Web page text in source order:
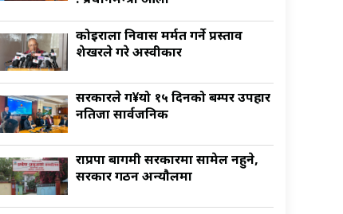
कोइराला निवास मर्मत गर्ने प्रस्ताव
शेखरले गरे अस्वीकार
सरकारले ग¥यो १५ दिनको बम्पर उपहार
नतिजा सार्वजनिक
राप्रपा बागमी सरकारमा सामेल नहुने,
सरकार गठन अन्याैलमा